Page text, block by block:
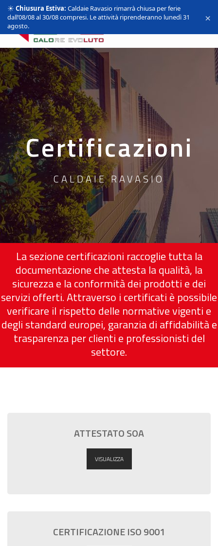
Certificazioni
CALDAIE RAVASIO
La sezione certificazioni raccoglie tutta la
documentazione che attesta la qualità, la
sicurezza e la conformità dei prodotti e dei
servizi offerti. Attraverso i certificati è possibile
verificare il rispetto delle normative vigenti e
degli standard europei, garanzia di affidabilità e
trasparenza per clienti e professionisti del
settore.
ATTESTATO SOA
VISUALIZZA
CERTIFICAZIONE ISO 9001
☀️ Chiusura Estiva: Caldaie Ravasio rimarrà chiusa per ferie
dall’08/08 al 30/08 compresi. Le attività riprenderanno lunedì 31
agosto.
×